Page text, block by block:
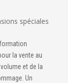
spéciales
la vente au
et de la
Un